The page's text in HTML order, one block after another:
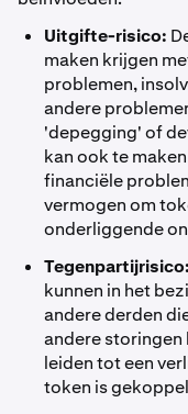
Uitgifte-risico:
maken krijgen
problemen,
andere
'depegging' of
kan ook te
financiële
vermogen om
onderliggende
Tegenpartijrisico:
kunnen in het
andere derden
andere storingen
leiden tot een
token is